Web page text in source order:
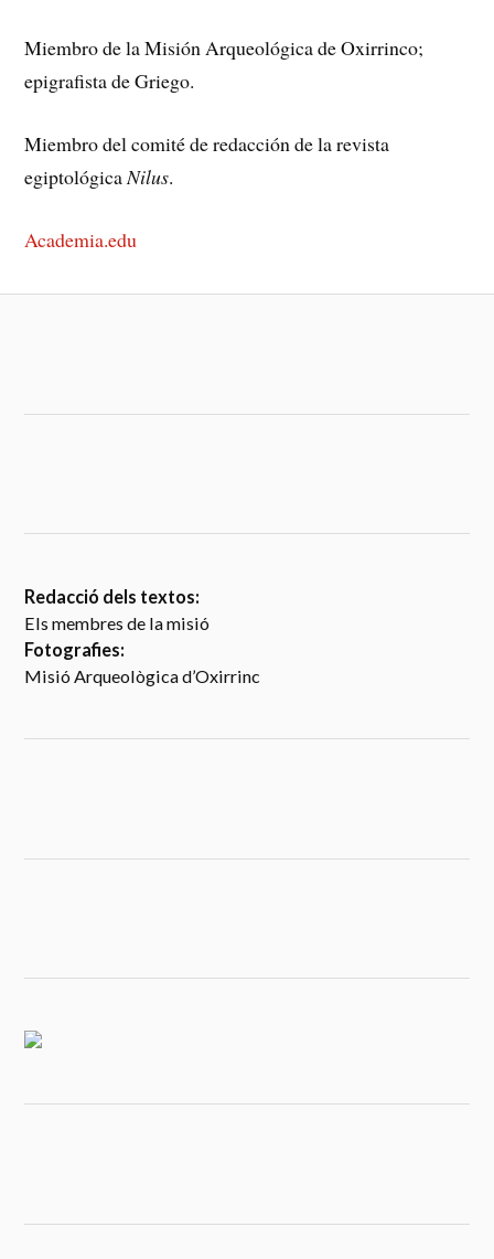
Miembro de la Misión Arqueológica de Oxirrinco;
epigrafista de Griego.
Miembro del comité de redacción de la revista
egiptológicaNilus.
Academia.edu
Redacció dels textos:
Els membres de la misió
Fotografies:
Misió Arqueològica d’Oxirrinc